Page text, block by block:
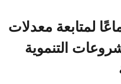
لمتابعة معدلات
التنموية